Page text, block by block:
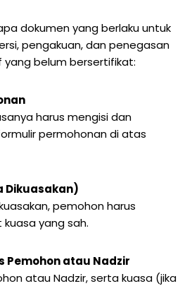
dokumen yang berlaku untuk
pengakuan, dan penegasan
belum bersertifikat:
harus mengisi dan
permohonan di atas
Dikuasakan)
pemohon harus
yang sah.
Pemohon atau Nadzir
atau Nadzir, serta kuasa (jika